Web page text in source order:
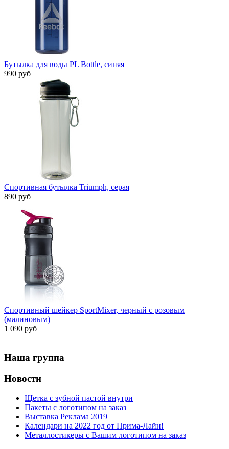
Бутылка для воды PL Bottle, синяя
990 руб
Спортивная бутылка Triumph, серая
890 руб
Спортивный шейкер SportMixer, черный с розовым
(малиновым)
1 090 руб
Наша группа
Новости
Щетка с зубной пастой внутри
Пакеты с логотипом на заказ
Выставка Реклама 2019
Календари на 2022 год от Прима-Лайн!
Металлостикеры с Вашим логотипом на заказ